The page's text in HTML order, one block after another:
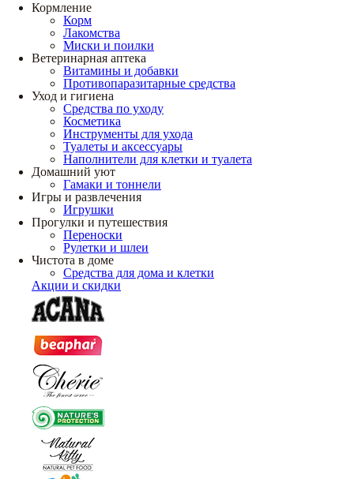
Кормление
Корм
Лакомства
Миски и поилки
Ветеринарная аптека
Витамины и добавки
Противопаразитарные средства
Уход и гигиена
Средства по уходу
Косметика
Инструменты для ухода
Туалеты и аксессуары
Наполнители для клетки и туалета
Домашний уют
Гамаки и тоннели
Игры и развлечения
Игрушки
Прогулки и путешествия
Переноски
Рулетки и шлеи
Чистота в доме
Средства для дома и клетки
Акции и скидки